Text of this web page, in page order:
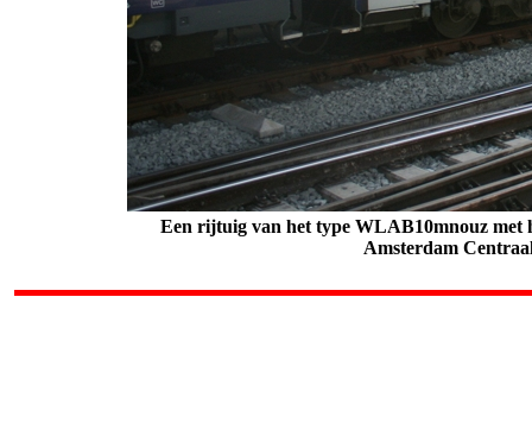
Een rijtuig van het type WLAB10mnouz met
Amsterdam